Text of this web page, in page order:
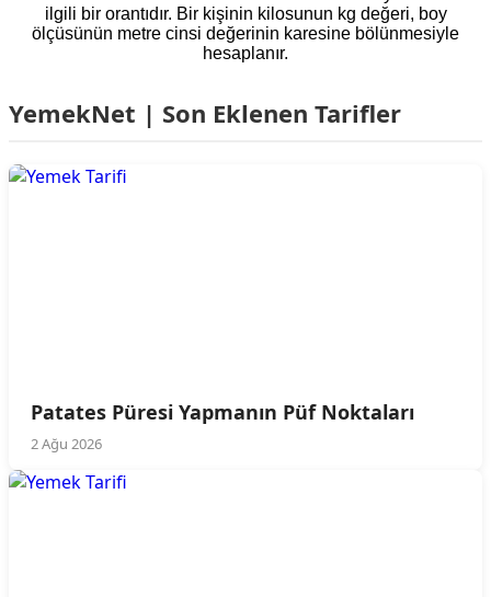
ilgili bir orantıdır. Bir kişinin kilosunun kg değeri, boy
ölçüsünün metre cinsi değerinin karesine bölünmesiyle
hesaplanır.
YemekNet | Son Eklenen Tarifler
Patates Püresi Yapmanın Püf Noktaları
2 Ağu 2026